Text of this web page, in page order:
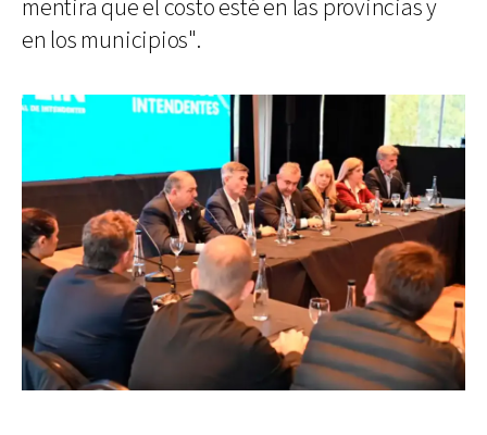
mentira que el costo esté en las provincias y
en los municipios".